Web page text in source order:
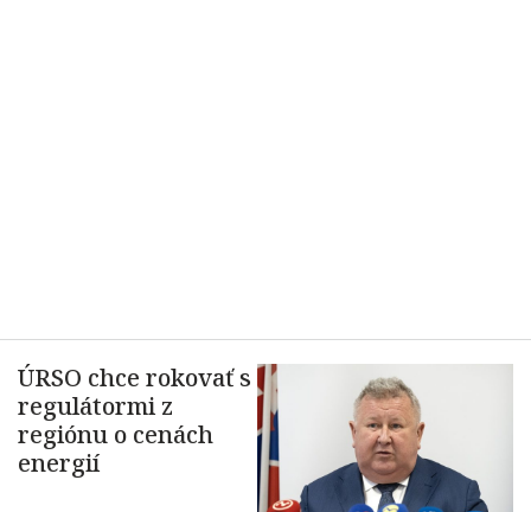
ÚRSO chce rokovať s
regulátormi z
regiónu o cenách
energií